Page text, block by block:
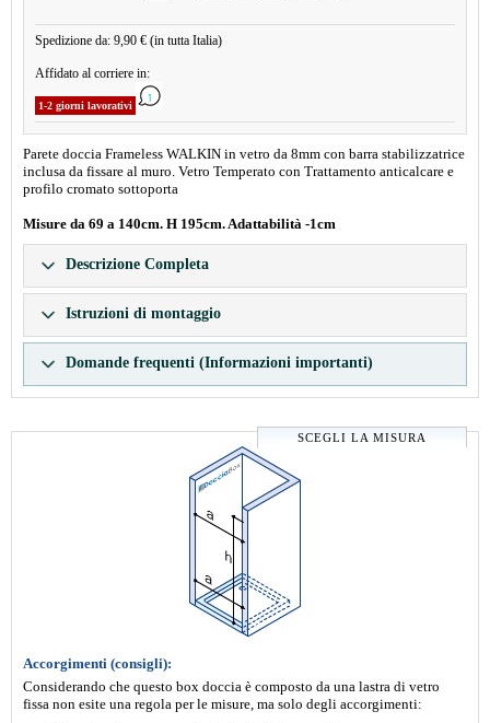
Spedizione da: 9,90 € (in tutta Italia)
Affidato al corriere in:
1-2 giorni lavorativi
Parete doccia Frameless WALKIN in vetro da 8mm con barra stabilizzatrice
inclusa da fissare al muro. Vetro Temperato con Trattamento anticalcare e
profilo cromato sottoporta
Misure da 69 a 140cm. H 195cm. Adattabilità -1cm
Descrizione Completa
Istruzioni di montaggio
Domande frequenti (Informazioni importanti)
SCEGLI LA MISURA
Accorgimenti (consigli):
Considerando che questo box doccia è composto da una lastra di vetro
fissa non esite una regola per le misure, ma solo degli accorgimenti: